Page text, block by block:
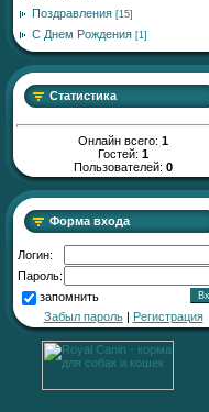
Поздравления [15]
C Днем Рождения [1]
Статистика
Онлайн всего: 1
Гостей: 1
Пользователей: 0
Форма входа
Логин:
Пароль:
запомнить
Забыл пароль| Регистрация